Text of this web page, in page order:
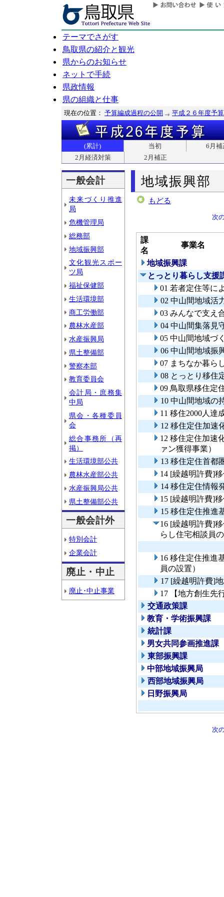
テーマでさがす
鳥取県の紹介と観光
県からのお知らせ
ネットで手続
県政情報
県の組織と仕事
現在の位置： 予算編成過程の公開 平成２６年度予算
(累計) 当初
6月補
2月経済対策
2月補正
一般会計
未来づくり推進
局
危機管理局
総務部
地域振興部
文化観光スポー
ツ局
福祉保健部
生活環境部
商工労働部
農林水産部
水産振興局
県土整備部
警察本部
教育委員会
会計局・庶務集
中局
県会・各種委員
会
総合事務所（再
掲）
生活環境部公共
農林水産部公共
水産振興局公共
県土整備部公共
一般会計外
特別会計
企業会計
廃止・中止
廃止･中止事業
地域振興部
もどる
次
課
名
事業名
地域振興課
とっとり暮らし支援
01 若者定住等に
02 中山間地域
03 みんなで支え
04 中山間集落見
05 中山間地域づ
06 中山間地域振
07 まちなか暮ら
08 とっとり移住
09 鳥取県移住定
10 中山間地域の
11 移住2000人達
12 移住定住加速
12 移住定住加速
ァン獲得事業）
13 移住定住首都
14 [繰越明許費]
14 移住定住情報
15 [繰越明許費]
15 移住定住推進
16 [繰越明許費]
らし住宅相談員
16 移住定住推進
員の設置）
17 [繰越明許費]
17 【地方創生先
交通政策課
教育・学術振興課
統計課
男女共同参画推進課
東部振興課
中部地域振興局
西部地域振興局
日野振興局
次